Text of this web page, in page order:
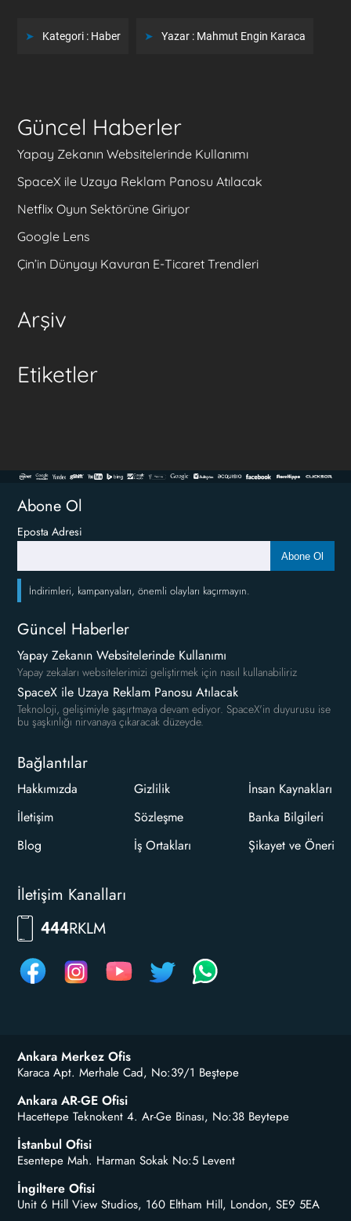
Kategori : Haber Yazar : Mahmut Engin Karaca
Güncel Haberler
Yapay Zekanın Websitelerinde Kullanımı
SpaceX ile Uzaya Reklam Panosu Atılacak
Netflix Oyun Sektörüne Giriyor
Google Lens
Çin’in Dünyayı Kavuran E-Ticaret Trendleri
Arşiv
Etiketler
Abone Ol
Eposta Adresi
Abone Ol
İndirimleri, kampanyaları, önemli olayları kaçırmayın.
Güncel Haberler
Yapay Zekanın Websitelerinde Kullanımı
Yapay zekaları websitelerimizi geliştirmek için nasıl kullanabiliriz
SpaceX ile Uzaya Reklam Panosu Atılacak
Teknoloji, gelişimiyle şaşırtmaya devam ediyor. SpaceX'in duyurusu ise
bu şaşkınlığı nirvanaya çıkaracak düzeyde.
Bağlantılar
Hakkımızda
İletişim
Blog
Gizlilik
Sözleşme
İş Ortakları
İnsan Kaynakları
Banka Bilgileri
Şikayet ve Öneri
İletişim Kanalları
444RKLM
Ankara Merkez Ofis
Karaca Apt. Merhale Cad, No:39/1 Beştepe
Ankara AR-GE Ofisi
Hacettepe Teknokent 4. Ar-Ge Binası, No:38 Beytepe
İstanbul Ofisi
Esentepe Mah. Harman Sokak No:5 Levent
İngiltere Ofisi
Unit 6 Hill View Studios, 160 Eltham Hill, London, SE9 5EA